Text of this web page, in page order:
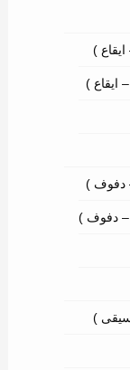
)
ايقاع )
دفوف )
– دفوف )
)